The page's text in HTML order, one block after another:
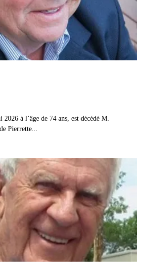
à l’âge de 74 ans, est décédé M.
Pierrette...